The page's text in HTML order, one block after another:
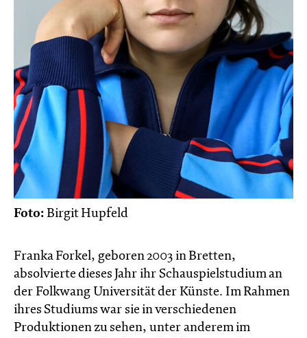
Foto: Birgit Hupfeld
Franka Forkel, geboren 2003 in Bretten,
absolvierte dieses Jahr ihr Schauspielstudium an
der Folkwang Universität der Künste. Im Rahmen
ihres Studiums war sie in verschiedenen
Produktionen zu sehen, unter anderem im